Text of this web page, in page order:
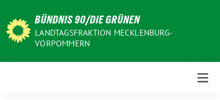
zum
Inhalt
BÜNDNIS 90/DIE GRÜNEN
LANDTAGSFRAKTION MECKLENBURG-
VORPOMMERN